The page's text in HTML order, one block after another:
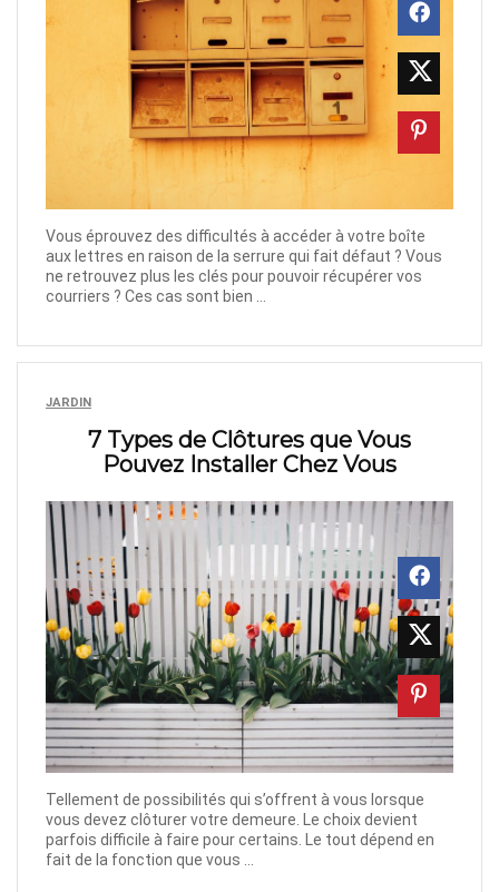
Vous éprouvez des difficultés à accéder à votre boîte
aux lettres en raison de la serrure qui fait défaut ? Vous
ne retrouvez plus les clés pour pouvoir récupérer vos
courriers ? Ces cas sont bien ...
JARDIN
7 Types de Clôtures que Vous
Pouvez Installer Chez Vous
Tellement de possibilités qui s’offrent à vous lorsque
vous devez clôturer votre demeure. Le choix devient
parfois difficile à faire pour certains. Le tout dépend en
fait de la fonction que vous ...